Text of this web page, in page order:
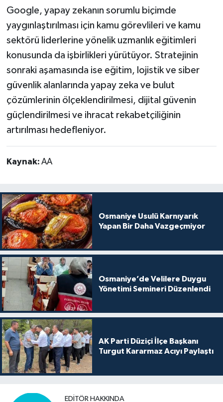
Google, yapay zekanın sorumlu biçimde
yaygınlaştırılması için kamu görevlileri ve kamu
sektörü liderlerine yönelik uzmanlık eğitimleri
konusunda da işbirlikleri yürütüyor. Stratejinin
sonraki aşamasında ise eğitim, lojistik ve siber
güvenlik alanlarında yapay zeka ve bulut
çözümlerinin ölçeklendirilmesi, dijital güvenin
güçlendirilmesi ve ihracat rekabetçiliğinin
artırılması hedefleniyor.
Kaynak: AA
Osmaniye Usulü Karnıyarık
Yapan Bir Daha Vazgeçmiyor
Osmaniye’de Velilere Duygu
Yönetimi Semineri Düzenlendi
AK Parti Düziçi İlçe Başkanı
Turgut Kararmaz Acıyı Paylaştı
EDITÖR HAKKINDA